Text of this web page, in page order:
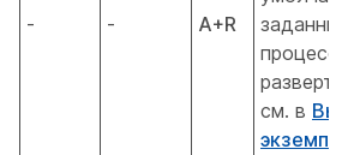
- - A+R
процессе
см. в